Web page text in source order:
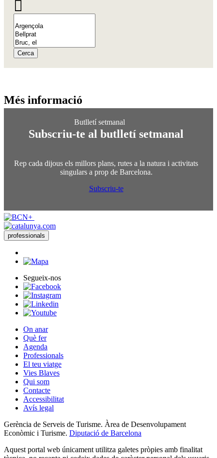
Cerca
Més informació
Subscriu-te al butlletí setmanal
Rep cada dijous els millors plans, rutes a la natura i activitats
singulars a prop de Barcelona.
Subscriu-te
professionals
Segueix-nos
On anar
Què fer
Agenda
Professionals
El teu viatge
Vies Blaves
Qui som
Contacte
Accessibilitat
Avís legal
Gerència de Serveis de Turisme. Àrea de Desenvolupament
Econòmic i Turisme. Diputació de Barcelona
Aquest portal web únicament utilitza galetes pròpies amb finalitat